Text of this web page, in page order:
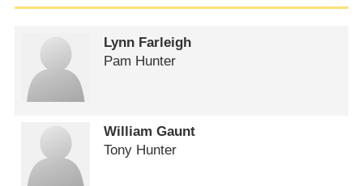
Lynn Farleigh
Pam Hunter
William Gaunt
Tony Hunter